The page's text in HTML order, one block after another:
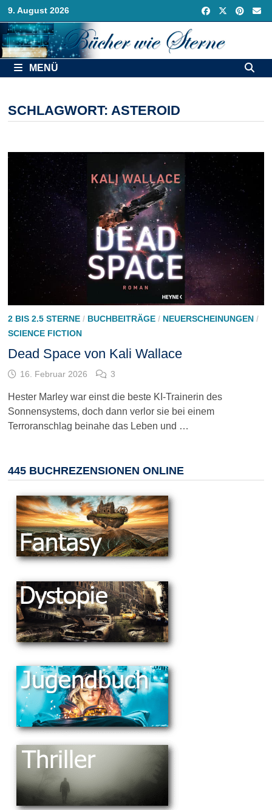
Zurück
zum
Inhalt
9. August 2026
MENÜ
SCHLAGWORT: ASTEROID
2 BIS 2.5 STERNE/ BUCHBEITRÄGE/ NEUERSCHEINUNGEN/
SCIENCE FICTION
Dead Space von Kali Wallace
16. Februar 2026 3
Hester Marley war einst die beste KI-Trainerin des
Sonnensystems, doch dann verlor sie bei einem
Terroranschlag beinahe das Leben und …
445 BUCHREZENSIONEN ONLINE